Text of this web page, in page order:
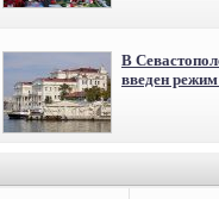
В
введен